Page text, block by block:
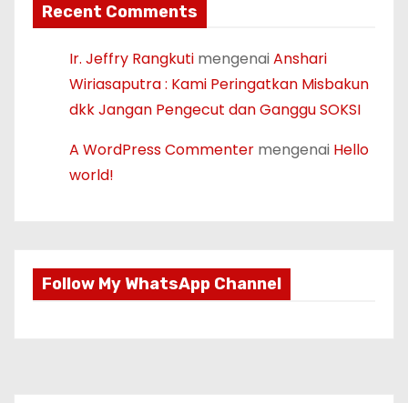
Recent Comments
Ir. Jeffry Rangkuti mengenaiAnshari
Wiriasaputra : Kami Peringatkan Misbakun
dkk Jangan Pengecut dan Ganggu SOKSI
A WordPress Commenter mengenai Hello
world!
Follow My WhatsApp Channel